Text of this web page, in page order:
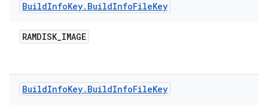
BuildInfoKey. BuildInfoFileKey
RAMDISK_IMAGE
BuildInfoKey. BuildInfoFileKey